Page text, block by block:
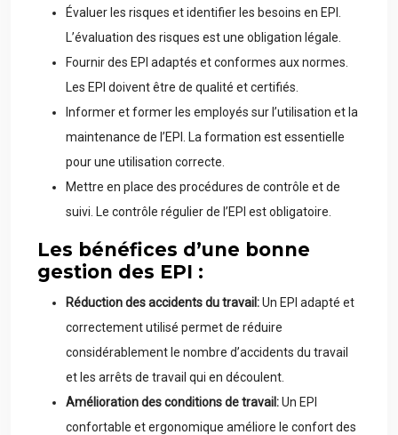
Évaluer les risques et identifier les besoins en EPI.
L’évaluation des risques est une obligation légale.
Fournir des EPI adaptés et conformes aux normes.
Les EPI doivent être de qualité et certifiés.
Informer et former les employés sur l’utilisation et la
maintenance de l’EPI. La formation est essentielle
pour une utilisation correcte.
Mettre en place des procédures de contrôle et de
suivi. Le contrôle régulier de l’EPI est obligatoire.
Les bénéfices d’une bonne
gestion des EPI :
Réduction des accidents du travail:Un EPI adapté et
correctement utilisé permet de réduire
considérablement le nombre d’accidents du travail
et les arrêts de travail qui en découlent.
Amélioration des conditions de travail:Un EPI
confortable et ergonomique améliore le confort des